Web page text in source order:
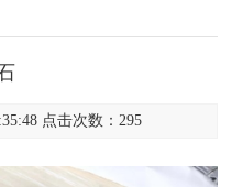
点击次数：295